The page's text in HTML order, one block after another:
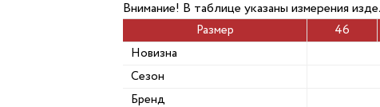
Внимание! В таблице указаны измерения
Размер 46
Новизна
Сезон
Бренд